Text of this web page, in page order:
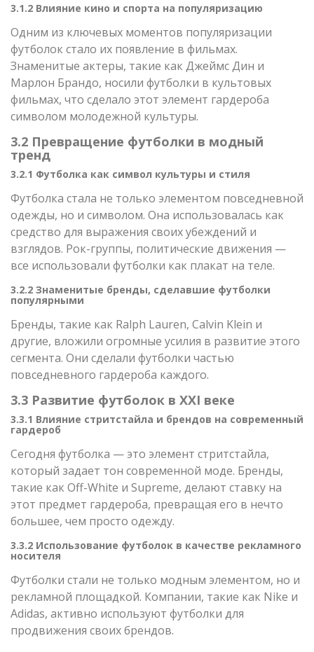
3.1.2 Влияние кино и спорта на популяризацию
Одним из ключевых моментов популяризации
футболок стало их появление в фильмах.
Знаменитые актеры, такие как Джеймс Дин и
Марлон Брандо, носили футболки в культовых
фильмах, что сделало этот элемент гардероба
символом молодежной культуры.
3.2 Превращение футболки в модный
тренд
3.2.1 Футболка как символ культуры и стиля
Футболка стала не только элементом повседневной
одежды, но и символом. Она использовалась как
средство для выражения своих убеждений и
взглядов. Рок-группы, политические движения —
все использовали футболки как плакат на теле.
3.2.2 Знаменитые бренды, сделавшие футболки
популярными
Бренды, такие как Ralph Lauren, Calvin Klein и
другие, вложили огромные усилия в развитие этого
сегмента. Они сделали футболки частью
повседневного гардероба каждого.
3.3 Развитие футболок в XXI веке
3.3.1 Влияние стритстайла и брендов на современный
гардероб
Сегодня футболка — это элемент стритстайла,
который задает тон современной моде. Бренды,
такие как Off-White и Supreme, делают ставку на
этот предмет гардероба, превращая его в нечто
большее, чем просто одежду.
3.3.2 Использование футболок в качестве рекламного
носителя
Футболки стали не только модным элементом, но и
рекламной площадкой. Компании, такие как Nike и
Adidas, активно используют футболки для
продвижения своих брендов.